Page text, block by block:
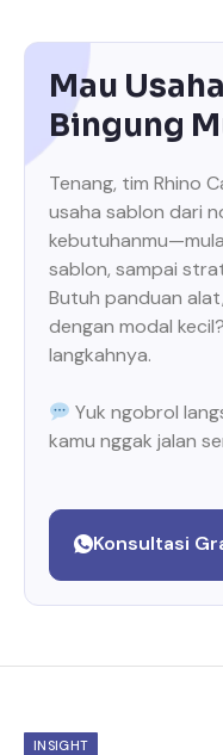
Mau
Bingung
Tenang, tim Rhino
usaha sablon dari
sablon, sampai
Butuh panduan
dengan modal
langkahnya.
Yuk ngobrol
kamu nggak jalan
Konsultasi
INSIGHT